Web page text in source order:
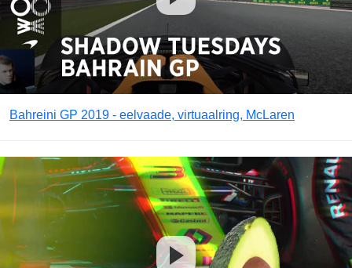
Bahreini GP 2019 - eelvaade, virtuaalring, McLaren